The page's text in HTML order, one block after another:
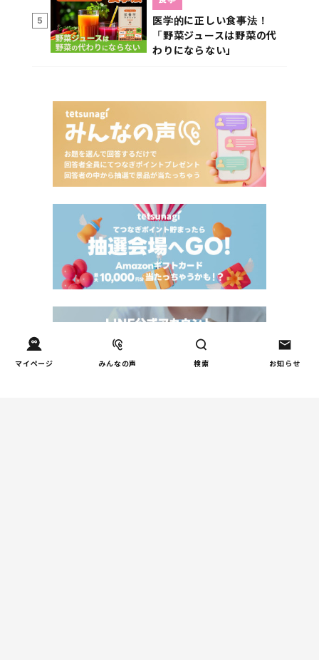
マイページ みんなの声 検索 お知らせ
5
医学的に正しい食事法！
「野菜ジュースは野菜の代
わりにならない」